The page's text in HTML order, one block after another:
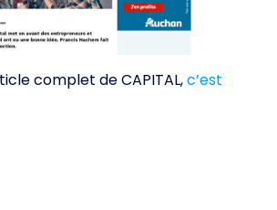
complet de CAPITAL,c’est